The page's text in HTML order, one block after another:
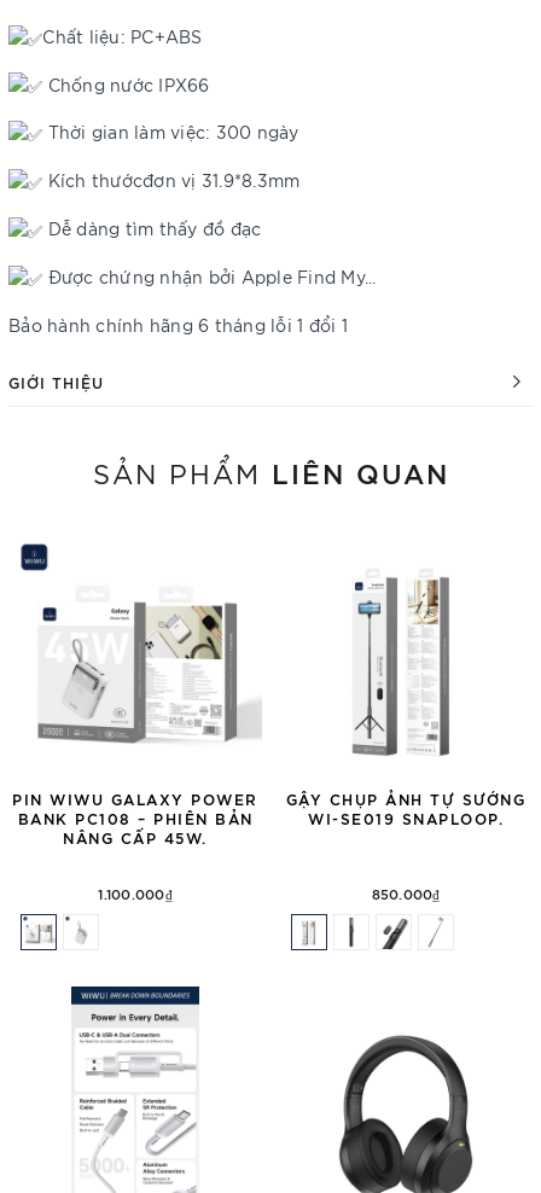
Chất liệu: PC+ABS
Chống nước IPX66
Thời gian làm việc: 300 ngày
Kích thướcđơn vị 31.9*8.3mm
Dễ dàng tìm thấy đồ đạc
Được chứng nhận bởi Apple Find My...
Bảo hành chính hãng 6 tháng lỗi 1 đổi 1
GIỚI THIỆU
SẢN PHẨM LIÊN QUAN
PIN WIWU GALAXY POWER
BANK PC108 – PHIÊN BẢN
NÂNG CẤP 45W.
1.100.000₫
GẬY CHỤP ẢNH TỰ SƯỚNG
WI-SE019 SNAPLOOP.
850.000₫